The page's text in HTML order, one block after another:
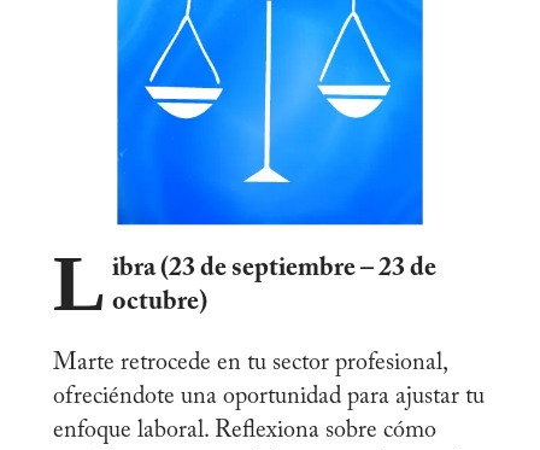
L ibra (23 de septiembre – 23 de
octubre)
Marte retrocede en tu sector profesional,
ofreciéndote una oportunidad para ajustar tu
enfoque laboral. Reflexiona sobre cómo